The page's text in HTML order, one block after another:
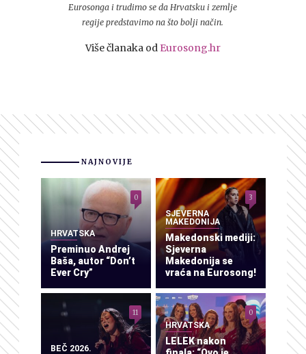
Eurosonga i trudimo se da Hrvatsku i zemlje
regije predstavimo na što bolji način.
Više članaka od Eurosong.hr
NAJNOVIJE
HRVATSKA
Preminuo Andrej
Baša, autor “Don’t
Ever Cry”
0
SJEVERNA
MAKEDONIJA
Makedonski mediji:
Sjeverna
Makedonija se
vraća na Eurosong!
3
BEČ 2026.
11
HRVATSKA
LELEK nakon
0